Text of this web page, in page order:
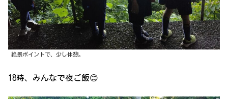
絶景ポイントで、少し休憩。
18時、みんなで夜ご飯😊